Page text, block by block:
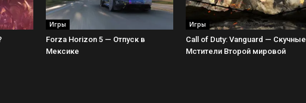
Игры
Forza Horizon 5 — Отпуск в
Мексике
Игры
Call of Duty: Vanguard — Скучные
Мстители Второй мировой